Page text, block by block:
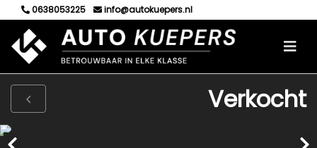
0638053225 info@autokuepers.nl
Verkocht